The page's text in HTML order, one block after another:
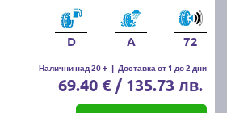
D A 72
Налични над 20 + | Доставка от 1 до 2 дни
69.40 € / 135.73 лв.